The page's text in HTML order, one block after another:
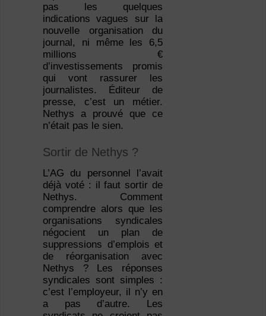
pas les quelques
indications vagues sur la
nouvelle organisation du
journal, ni même les 6,5
millions €
d’investissements promis
qui vont rassurer les
journalistes. Éditeur de
presse, c’est un métier.
Nethys a prouvé que ce
n’était pas le sien.
Sortir de Nethys ?
L’AG du personnel l’avait
déjà voté : il faut sortir de
Nethys. Comment
comprendre alors que les
organisations syndicales
négocient un plan de
suppressions d’emplois et
de réorganisation avec
Nethys ? Les réponses
syndicales sont simples :
c’est l’employeur, il n’y en
a pas d’autre. Les